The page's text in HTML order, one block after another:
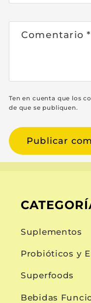
Comentario*
Ten en cuenta que los
de que se publiquen.
Suplementos
Probióticos y
Superfoods
Bebidas